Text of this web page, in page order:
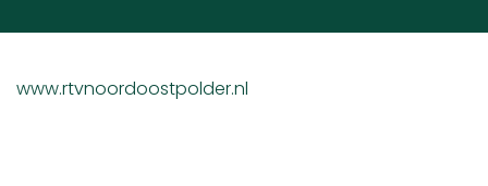
www.rtvnoordoostpolder.nl